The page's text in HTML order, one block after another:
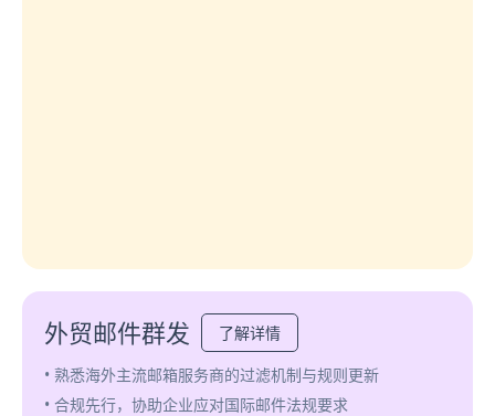
外贸邮件群发
了解详情
• 熟悉海外主流邮箱服务商的过滤机制与规则更新
• 合规先行，协助企业应对国际邮件法规要求